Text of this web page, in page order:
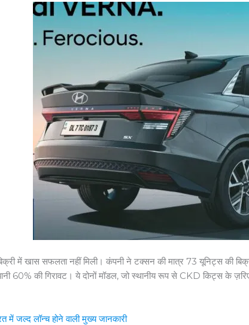
में खास सफलता नहीं मिली। कंपनी ने टक्सन की मात्र 73 यूनिट्स की
60% की गिरावट। ये दोनों मॉडल, जो स्थानीय रूप से CKD किट्स के
जल्द लॉन्च होने वाली मुख्य जानकारी